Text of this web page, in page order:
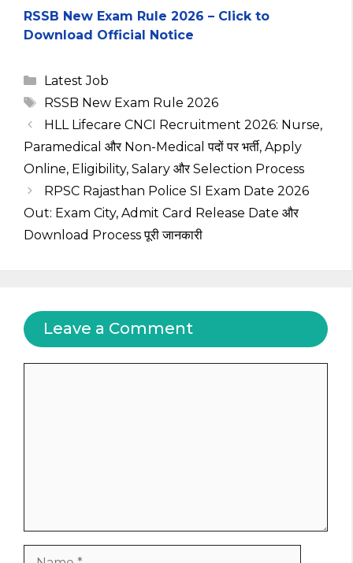
RSSB New Exam Rule 2026 – Click to
Download Official Notice
Categories
Latest Job
Tags
RSSB New Exam Rule 2026
HLL Lifecare CNCI Recruitment 2026: Nurse,
Paramedical और Non-Medical पदों पर भर्ती, Apply
Online, Eligibility, Salary और Selection Process
RPSC Rajasthan Police SI Exam Date 2026
Out: Exam City, Admit Card Release Date और
Download Process पूरी जानकारी
Leave a Comment